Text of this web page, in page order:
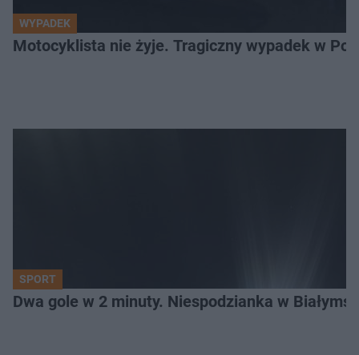
WYPADEK
Motocyklista nie żyje. Tragiczny wypadek w
SPORT
Dwa gole w 2 minuty. Niespodzianka w